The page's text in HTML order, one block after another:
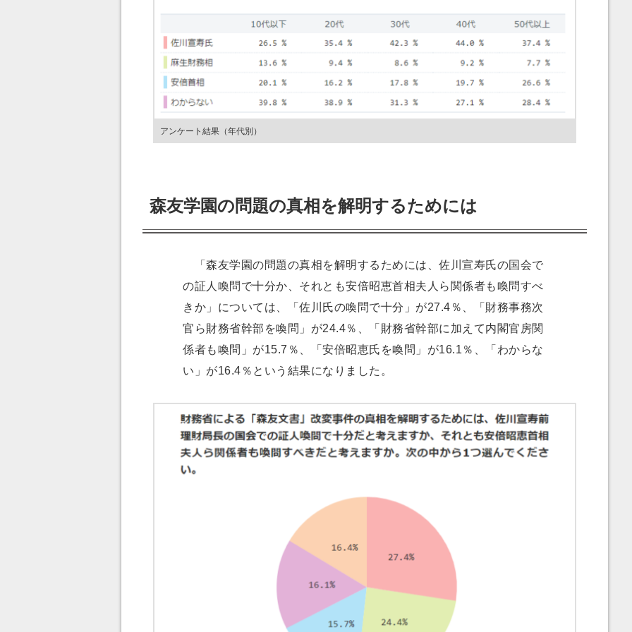
アンケート結果（年代別）
森友学園の問題の真相を解明するためには
「森友学園の問題の真相を解明するためには、佐川宣寿氏の国会で
の証人喚問で十分か、それとも安倍昭恵首相夫人ら関係者も喚問すべ
きか」については、「佐川氏の喚問で十分」が27.4％、「財務事務次
官ら財務省幹部を喚問」が24.4％、「財務省幹部に加えて内閣官房関
係者も喚問」が15.7％、「安倍昭恵氏を喚問」が16.1％、「わからな
い」が16.4％という結果になりました。